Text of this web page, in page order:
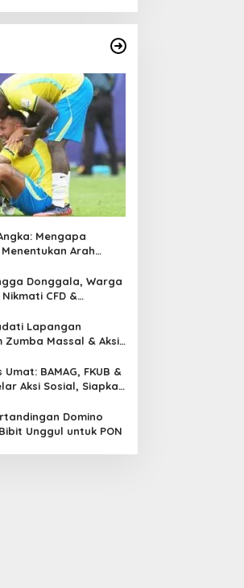
Mengapa
Arah
Donggala, Warga
CFD &
Lapangan
Zumba Massal & Aksi
BAMAG, FKUB &
Aksi Sosial, Siapkan
Domino
Unggul untuk PON